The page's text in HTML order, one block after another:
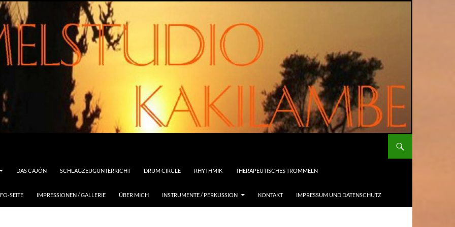
DAS CAJÓN SCHLAGZEUGUNTERRICHT DRUM CIRCLE RHYTHMIK THERAPEUTISCHES TROMMELN
SEITE IMPRESSIONEN / GALLERIE ÜBER MICH INSTRUMENTE / PERKUSSION KONTAKT IMPRESSUM UND DATENSCHUTZ